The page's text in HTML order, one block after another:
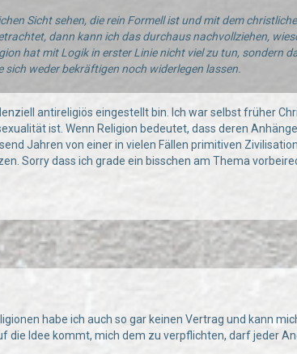
Sicht sehen, die rein Formell ist und mit dem
dann kann ich das durchaus nachvollziehen,
hat mit Logik in erster Linie nicht viel zu tun, sondern
weder bekräftigen noch widerlegen lassen.
antireligiös eingestellt bin. Ich war selbst früher
ist. Wenn Religion bedeutet, dass deren
Jahren von einer in vielen Fällen primitiven
Sorry dass ich grade ein bisschen am Thema
habe ich auch so gar keinen Vertrag und kann
die Idee kommt, mich dem zu verpflichten, darf jeder